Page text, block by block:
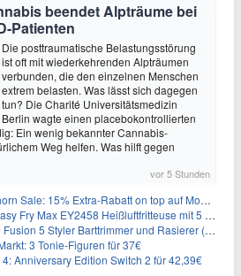
beendet Alpträume bei
Patienten
Die posttraumatische Belastungsstörung
ist oft mit wiederkehrenden Alpträumen
verbunden, die den einzelnen Menschen
extrem belasten. Was lässt sich dagegen
tun? Die Charité Universitätsmedizin
Berlin wagte einen placebokontrollierten
Ein wenig bekannter Cannabis-
Weg helfen. Was hilft gegen
vor 5 Stunden
Sale: 15% Extra-Rabatt on top auf Mode- und Sport-Artikel
Fry Max EY2458 Heißluftfritteuse mit 5 Litern für 64,99€
5 Styler Barttrimmer und Rasierer (All in One) für 16€
3 Tonie-Figuren für 37€
4: Anniversary Edition Switch 2 für 42,39€